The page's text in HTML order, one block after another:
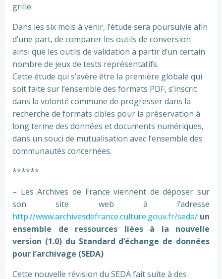
grille.
Dans les six mois à venir, l’étude sera poursuivie afin
d’une part, de comparer les outils de conversion
ainsi que les outils de validation à partir d’un certain
nombre de jeux de tests représentatifs.
Cette étude qui s’avère être la première globale qui
soit faite sur l’ensemble des formats PDF, s’inscrit
dans la volonté commune de progresser dans la
recherche de formats cibles pour la préservation à
long terme des données et documents numériques,
dans un souci de mutualisation avec l’ensemble des
communautés concernées.
******
– Les Archives de France viennent de déposer sur
son site web à l’adresse
http://www.archivesdefrance.culture.gouv.fr/seda/ un
ensemble de ressources liées à la nouvelle
version (1.0) du Standard d’échange de données
pour l’archivage (SEDA)
Cette nouvelle révision du SEDA fait suite à des